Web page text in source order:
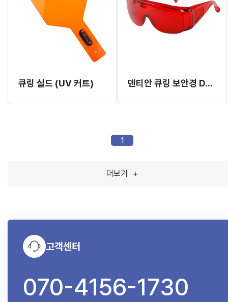
큐링 실드 (UV 커트) 덴티안 큐링 보안경 DJ-11 (레드)
1
더보기 +
고객센터
070-4156-1730